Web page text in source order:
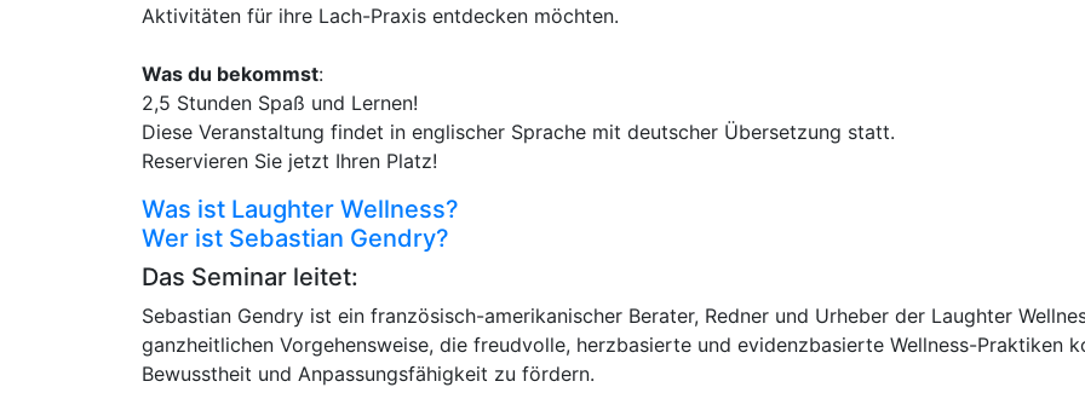
Aktivitäten für ihre Lach-Praxis entdecken möchten.
Was du bekommst:
2,5 Stunden Spaß und Lernen!
Diese Veranstaltung findet in englischer Sprache mit deutscher Übersetzung statt.
Reservieren Sie jetzt Ihren Platz!
Was ist Laughter Wellness?
Wer ist Sebastian Gendry?
Das Seminar leitet:
Sebastian Gendry ist ein französisch-amerikanischer Berater, Redner und Urheber der Laughter
ganzheitlichen Vorgehensweise, die freudvolle, herzbasierte und evidenzbasierte Wellness-Praktiken
Bewusstheit und Anpassungsfähigkeit zu fördern.